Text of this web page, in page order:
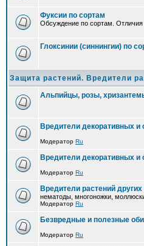
Фуксии по сортам
Обсуждение по сортам.
Глоксинии (синнингии) по
Защита растений. Вредители
Альпийцы, розы,
Вредители декоративных
Модератор Ru
Вредители декоративных и
Модератор Ru
Вредители растений
нематоды, многоножки,
Модератор Ru
Безвредные и полезные
Модератор Ru